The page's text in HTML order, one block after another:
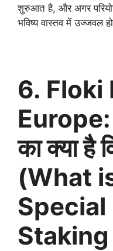
शुरुआत है, और अगर
भविष्य वास्तव में उज्जवल
6. Floki
Europe:
का क्या है
(What
Staking